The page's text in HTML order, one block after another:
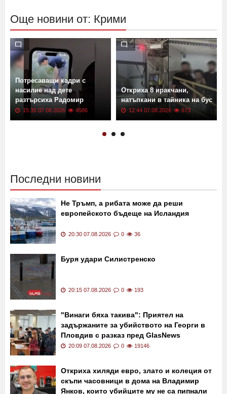
Още новини от: Крими
Потресаващи кадри с
насилие над дете
разтърсиха Радомир
15:35 07.08.2026 4586
Откриха 8 иракчани,
натъпкани в тайника на бус
12:44 07.08.2026 673
Последни новини
Не Тръмп, а рибата може да реши
европейското бъдеще на Исландия
20:30 07.08.2026 0 36
Буря удари Силистренско
20:15 07.08.2026 0 193
"Винаги бяха такива": Приятел на
задържаните за убийството на Георги в
Пловдив с разказ пред GlasNews
20:09 07.08.2026 0 19146
Откриха хиляди евро, злато и колеция от
скъпи часовници в дома на Владимир
Янков, които убийците му не са пипнали